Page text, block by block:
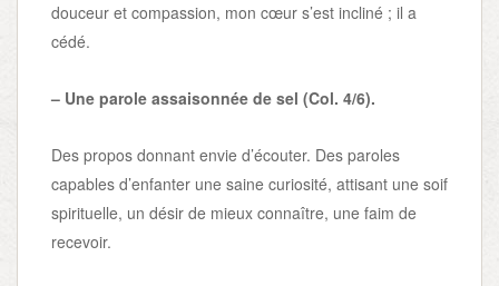
douceur et compassion, mon cœur s’est incliné ; il a
cédé.
– Une parole assaisonnée de sel (Col. 4/6).
Des propos donnant envie d’écouter. Des paroles
capables d’enfanter une saine curiosité, attisant une soif
spirituelle, un désir de mieux connaître, une faim de
recevoir.